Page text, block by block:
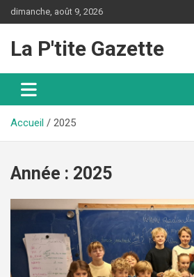
Aller
au
dimanche, août 9, 2026
La P'tite Gazette
Accueil 2025
Année : 2025